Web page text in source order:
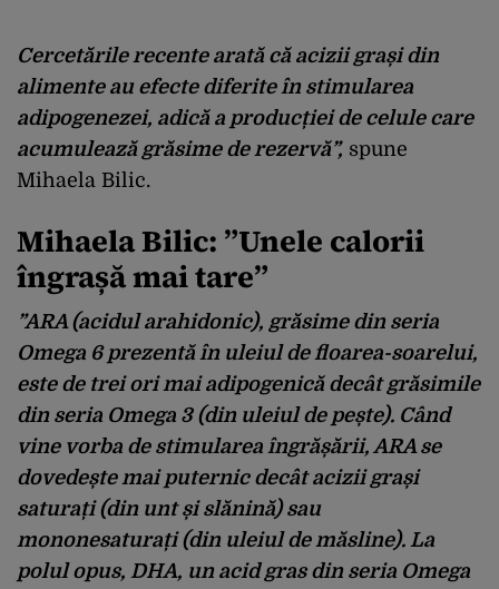
Cercetările recente arată că acizii grași din
alimente au efecte diferite în stimularea
adipogenezei, adică a producției de celule care
acumulează grăsime de rezervă”, spune
Mihaela Bilic.
Mihaela Bilic: ”Unele calorii
îngrașă mai tare”
”ARA (acidul arahidonic), grăsime din seria
Omega 6 prezentă în uleiul de floarea-soarelui,
este de trei ori mai adipogenică decât grăsimile
din seria Omega 3 (din uleiul de pește). Când
vine vorba de stimularea îngrășării, ARA se
dovedește mai puternic decât acizii grași
saturați (din unt și slănină) sau
mononesaturați (din uleiul de măsline). La
polul opus, DHA, un acid gras din seria Omega